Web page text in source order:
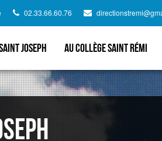
02.33.66.60.76
Joseph Au collège Saint Rémi